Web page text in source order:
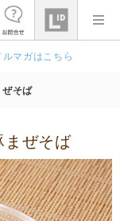
ルマガはこちら
そば
ぜそば